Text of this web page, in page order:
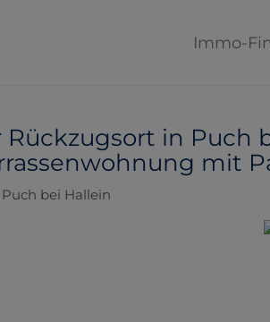
Immo-
Rückzugsort in Puch
mit
Puch bei Hallein